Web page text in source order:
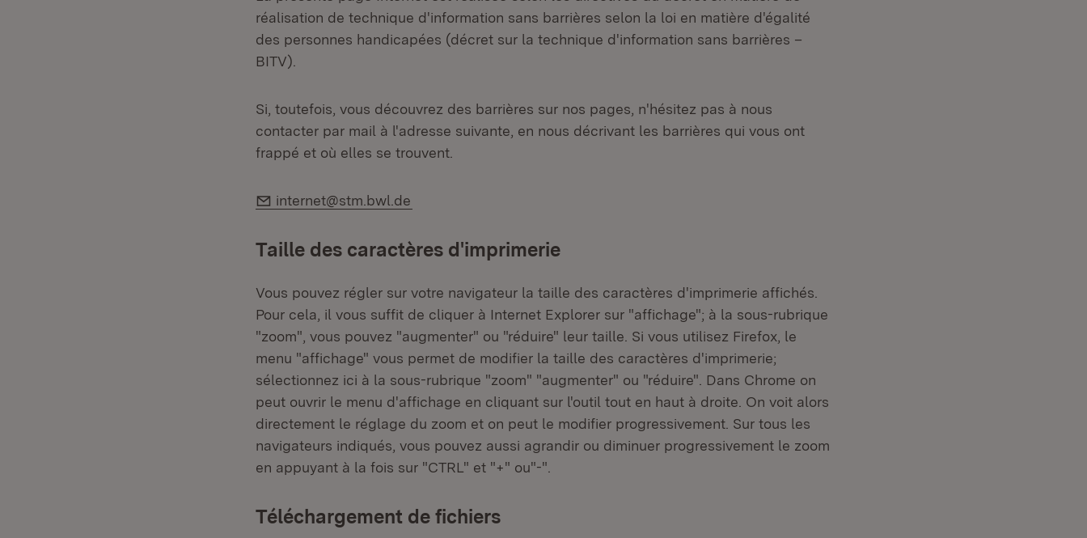
réalisation de technique d'information sans barrières selon la loi en matière d'égalité
des personnes handicapées (décret sur la technique d'information sans barrières –
BITV).
Si, toutefois, vous découvrez des barrières sur nos pages, n'hésitez pas à nous
contacter par mail à l'adresse suivante, en nous décrivant les barrières qui vous ont
frappé et où elles se trouvent.
E-Mail:
internet@stm.bwl.de
Taille des caractères d'imprimerie
Vous pouvez régler sur votre navigateur la taille des caractères d'imprimerie affichés.
Pour cela, il vous suffit de cliquer à Internet Explorer sur "affichage"; à la sous-rubrique
"zoom", vous pouvez "augmenter" ou "réduire" leur taille. Si vous utilisez Firefox, le
menu "affichage" vous permet de modifier la taille des caractères d'imprimerie;
sélectionnez ici à la sous-rubrique "zoom" "augmenter" ou "réduire". Dans Chrome on
peut ouvrir le menu d'affichage en cliquant sur l'outil tout en haut à droite. On voit alors
directement le réglage du zoom et on peut le modifier progressivement. Sur tous les
navigateurs indiqués, vous pouvez aussi agrandir ou diminuer progressivement le zoom
en appuyant à la fois sur "CTRL" et "+" ou"-".
Téléchargement de fichiers